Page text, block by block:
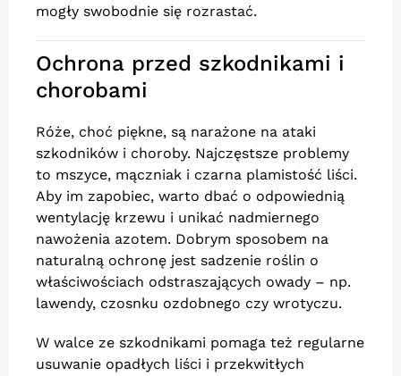
mogły swobodnie się rozrastać.
Ochrona przed szkodnikami i
chorobami
Róże, choć piękne, są narażone na ataki
szkodników i choroby. Najczęstsze problemy
to mszyce, mączniak i czarna plamistość liści.
Aby im zapobiec, warto dbać o odpowiednią
wentylację krzewu i unikać nadmiernego
nawożenia azotem. Dobrym sposobem na
naturalną ochronę jest sadzenie roślin o
właściwościach odstraszających owady – np.
lawendy, czosnku ozdobnego czy wrotyczu.
W walce ze szkodnikami pomaga też regularne
usuwanie opadłych liści i przekwitłych